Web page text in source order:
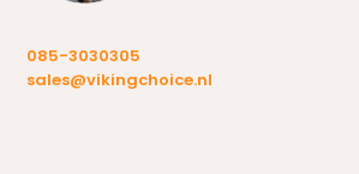
085-3030305
sales@vikingchoice.nl